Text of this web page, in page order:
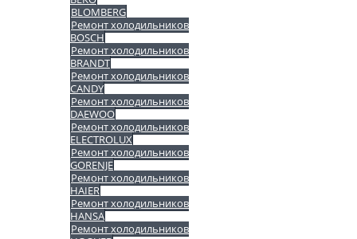
BLOMBERG
Ремонт холодильников
BOSCH
Ремонт холодильников
BRANDT
Ремонт холодильников
CANDY
Ремонт холодильников
DAEWOO
Ремонт холодильников
ELECTROLUX
Ремонт холодильников
GORENJE
Ремонт холодильников
HAIER
Ремонт холодильников
HANSA
Ремонт холодильников